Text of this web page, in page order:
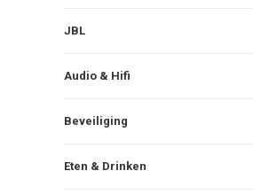
JBL
Audio & Hifi
Beveiliging
Eten & Drinken